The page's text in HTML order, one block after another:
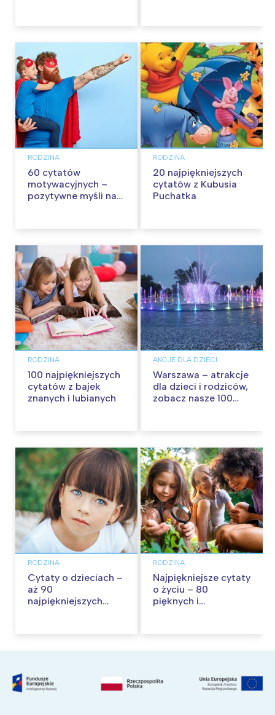
RODZINA
60 cytatów
motywacyjnych –
pozytywne myśli na
RODZINA
20 najpiękniejszych
cytatów z Kubusia
Puchatka
RODZINA
100 najpiękniejszych
cytatów z bajek
znanych i lubianych
AKCJE DLA DZIECI
Warszawa – atrakcje
dla dzieci i rodziców,
zobacz nasze 100
RODZINA
Cytaty o dzieciach –
aż 90
najpiękniejszych
RODZINA
Najpiękniejsze cytaty
o życiu – 80
pięknych i